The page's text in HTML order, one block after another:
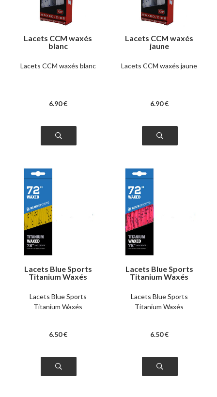
Lacets CCM waxés
blanc
Lacets CCM waxés blanc
6.90 €
Lacets CCM waxés
jaune
Lacets CCM waxés jaune
6.90 €
Lacets Blue Sports
Titanium Waxés
Lacets Blue Sports
Titanium Waxés
6.50 €
Lacets Blue Sports
Titanium Waxés
Lacets Blue Sports
Titanium Waxés
6.50 €